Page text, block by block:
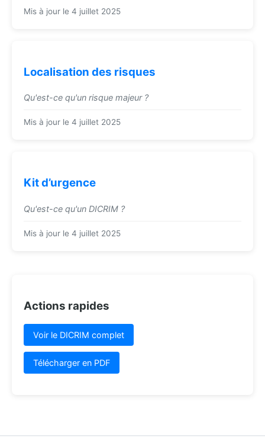
Mis à jour le 4 juillet 2025
Localisation des risques
Qu'est-ce qu'un risque majeur ?
Mis à jour le 4 juillet 2025
Kit d’urgence
Qu'est-ce qu'un DICRIM ?
Mis à jour le 4 juillet 2025
Actions rapides
Voir le DICRIM complet
Télécharger en PDF